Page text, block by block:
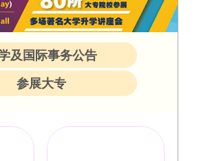
及国际事务公告
参展大专